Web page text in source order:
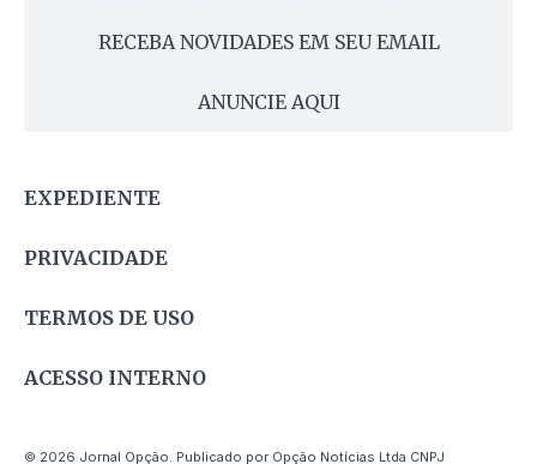
RECEBA NOVIDADES EM SEU EMAIL
ANUNCIE AQUI
EXPEDIENTE
PRIVACIDADE
TERMOS DE USO
ACESSO INTERNO
© 2026 Jornal Opção. Publicado por Opção Notícias Ltda CNPJ